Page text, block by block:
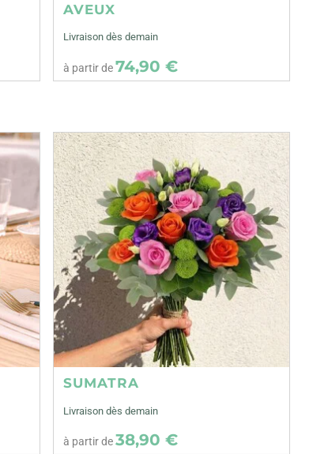
AVEUX
Livraison dès demain
à partir de74,90 €
SUMATRA
Livraison dès demain
à partir de38,90 €